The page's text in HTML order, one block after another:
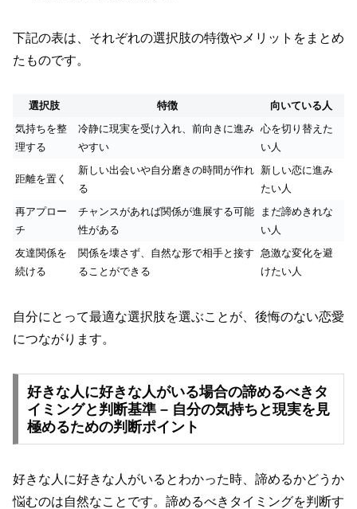
下記の表は、それぞれの選択肢の特徴やメリットをまとめ
たものです。
選択肢 特徴
向いている人
気持ちを整
理する
冷静に現実を受け入れ、前向きに進み
やすい
心を切り替えた
い人
距離を置く
新しい出会いや自分磨きの時間が作れ
る
新しい恋に進み
たい人
再アプロー
チ
チャンスがあれば関係が進展する可能
性がある
まだ諦めきれな
い人
友達関係を
続ける
関係を壊さず、自然な形で相手と接す
ることができる
急激な変化を避
けたい人
自分にとって最適な選択肢を選ぶことが、後悔のない恋愛
につながります。
好きな人に好きな人がいる場合の諦めるべきタ
イミングと判断基準 – 自分の気持ちと現実を見
極めるための判断ポイント
好きな人に好きな人がいるとわかった時、諦めるかどうか
悩むのは自然なことです。諦めるべきタイミングを判断す